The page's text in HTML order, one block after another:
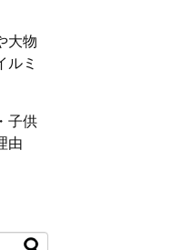
大物
ルミ
子供
由